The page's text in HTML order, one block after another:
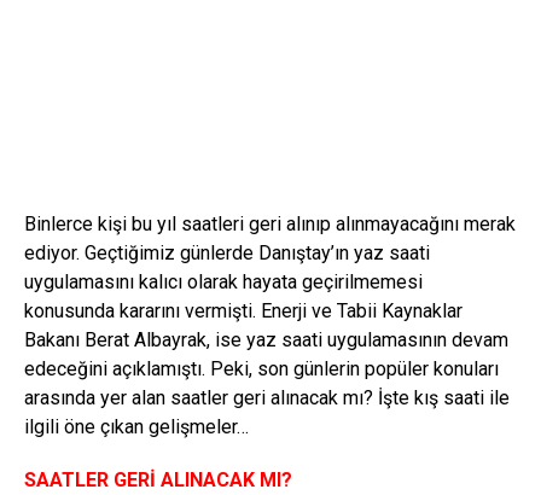
Binlerce kişi bu yıl saatleri geri alınıp alınmayacağını merak
ediyor. Geçtiğimiz günlerde Danıştay’ın yaz saati
uygulamasını kalıcı olarak hayata geçirilmemesi
konusunda kararını vermişti. Enerji ve Tabii Kaynaklar
Bakanı Berat Albayrak, ise yaz saati uygulamasının devam
edeceğini açıklamıştı. Peki, son günlerin popüler konuları
arasında yer alan saatler geri alınacak mı? İşte kış saati ile
ilgili öne çıkan gelişmeler…
SAATLER GERİ ALINACAK MI?